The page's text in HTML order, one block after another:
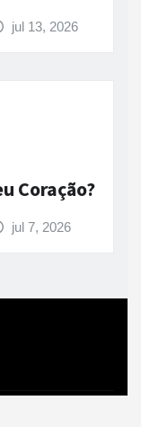
jul 13, 2026
Coração?
jul 7, 2026